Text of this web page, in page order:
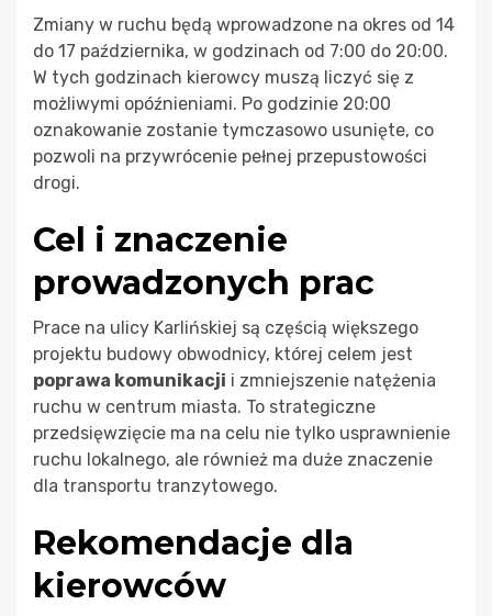
Zmiany w ruchu będą wprowadzone na okres od 14
do 17 października, w godzinach od 7:00 do 20:00.
W tych godzinach kierowcy muszą liczyć się z
możliwymi opóźnieniami. Po godzinie 20:00
oznakowanie zostanie tymczasowo usunięte, co
pozwoli na przywrócenie pełnej przepustowości
drogi.
Cel i znaczenie
prowadzonych prac
Prace na ulicy Karlińskiej są częścią większego
projektu budowy obwodnicy, której celem jest
poprawa komunikacji i zmniejszenie natężenia
ruchu w centrum miasta. To strategiczne
przedsięwzięcie ma na celu nie tylko usprawnienie
ruchu lokalnego, ale również ma duże znaczenie
dla transportu tranzytowego.
Rekomendacje dla
kierowców